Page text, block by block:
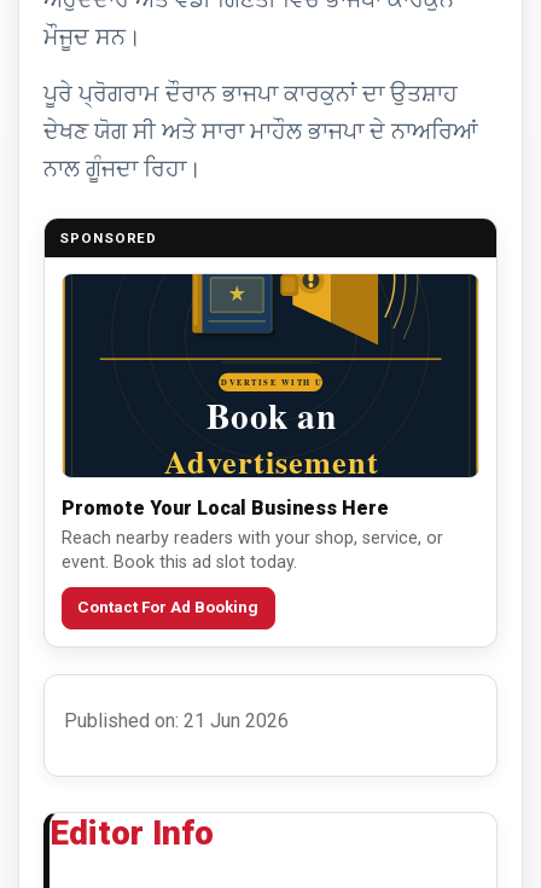
ਮੌਜੂਦ ਸਨ।
ਪੂਰੇ ਪ੍ਰੋਗਰਾਮ ਦੌਰਾਨ ਭਾਜਪਾ ਕਾਰਕੁਨਾਂ ਦਾ ਉਤਸ਼ਾਹ
ਦੇਖਣ ਯੋਗ ਸੀ ਅਤੇ ਸਾਰਾ ਮਾਹੌਲ ਭਾਜਪਾ ਦੇ ਨਾਅਰਿਆਂ
ਨਾਲ ਗੂੰਜਦਾ ਰਿਹਾ।
SPONSORED
Promote Your Local Business Here
Reach nearby readers with your shop, service, or
event. Book this ad slot today.
Contact For Ad Booking
Published on: 21 Jun 2026
Editor Info